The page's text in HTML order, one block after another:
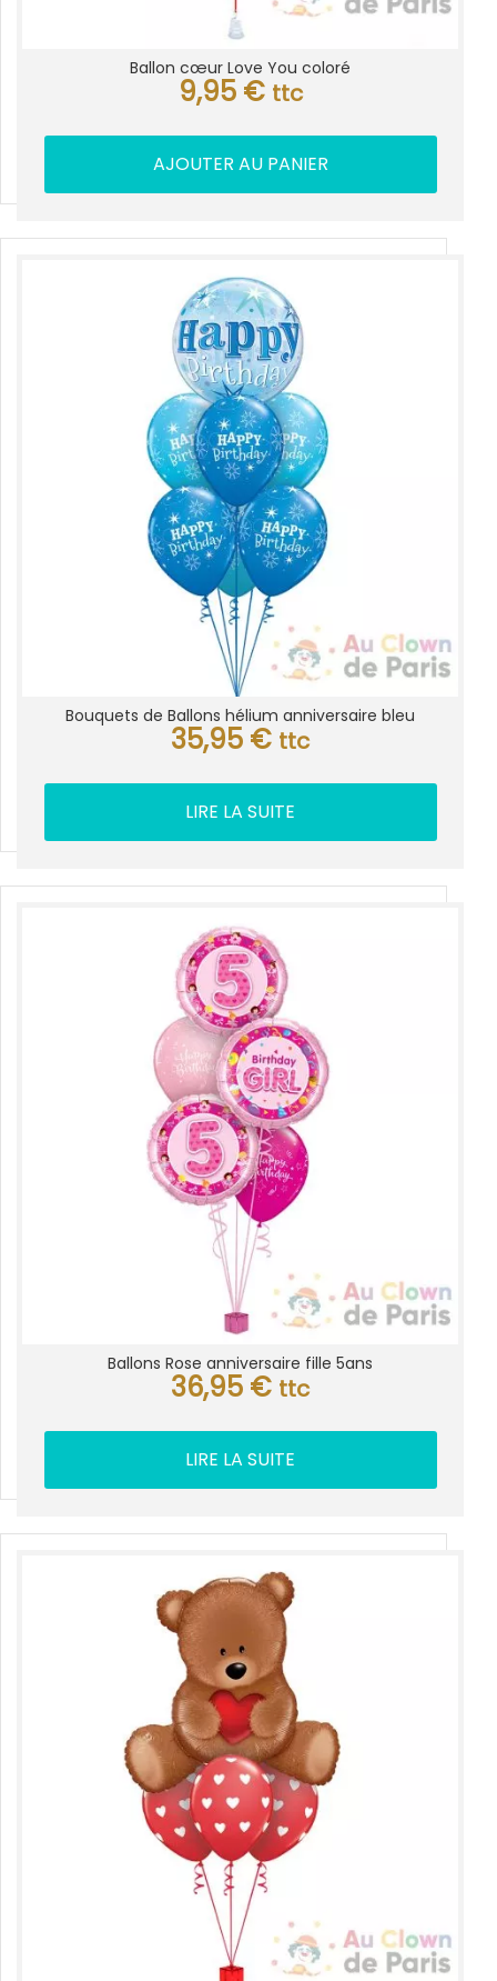
Ballon cœur Love You coloré
9,95 € ttc
AJOUTER AU PANIER
Bouquets de Ballons hélium anniversaire bleu
35,95 € ttc
LIRE LA SUITE
Ballons Rose anniversaire fille 5ans
36,95 € ttc
LIRE LA SUITE